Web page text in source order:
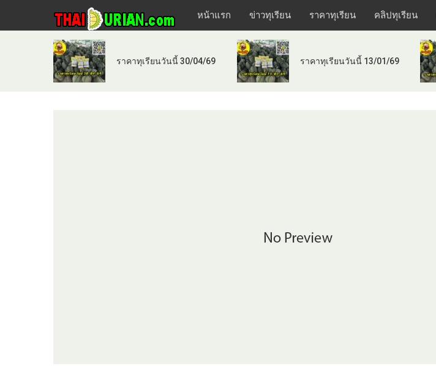
หน้าแรก ข่าวทุเรียน ราคาทุเรียน คลิปทุเรียน
ราคาทุเรียนวันนี้ 30/04/69 ราคาทุเรียนวันนี้ 13/01/69